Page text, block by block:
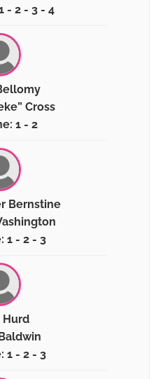
- 2 - 3 - 4
Cross
1 - 2
Bernstine
1 - 2 - 3
Hurd
1 - 2 - 3